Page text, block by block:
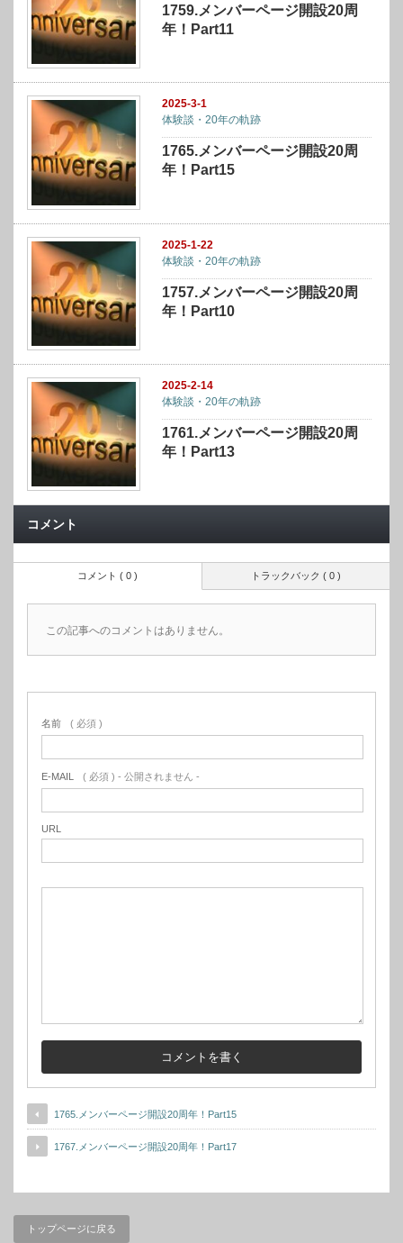
1759.メンバーページ開設20周
年！Part11
2025-3-1
体験談・20年の軌跡
1765.メンバーページ開設20周
年！Part15
2025-1-22
体験談・20年の軌跡
1757.メンバーページ開設20周
年！Part10
2025-2-14
体験談・20年の軌跡
1761.メンバーページ開設20周
年！Part13
コメント
トラックバック ( 0 )
コメント ( 0 )
この記事へのコメントはありません。
名前 ( 必須 )
E-MAIL ( 必須 ) - 公開されません -
URL
1765.メンバーページ開設20周年！Part15
1767.メンバーページ開設20周年！Part17
トップページに戻る